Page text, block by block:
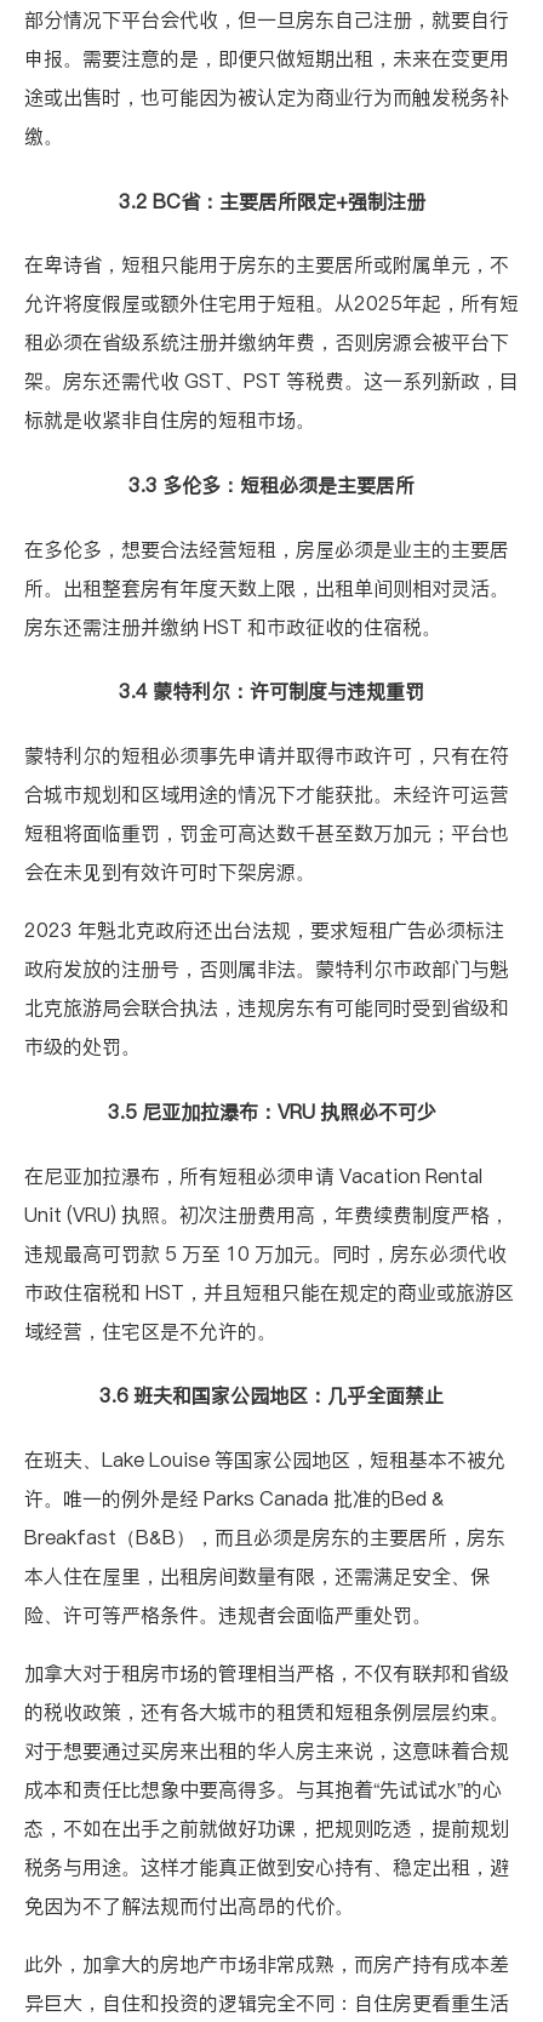
部分情况下平台会代收，但一旦房东自己注册，就要自行
申报。需要注意的是，即便只做短期出租，未来在变更用
途或出售时，也可能因为被认定为商业行为而触发税务补
缴。
3.2 BC省：主要居所限定+强制注册
在卑诗省，短租只能用于房东的主要居所或附属单元，不
允许将度假屋或额外住宅用于短租。从2025年起，所有短
租必须在省级系统注册并缴纳年费 ，否则房源会被平台下
架。房东还需代收 GST、PST 等税费。这一系列新政，目
标就是收紧非自住房的短租市场。
3.3 多伦多：短租必须是主要居所
在多伦多，想要合法经营短租，房屋必须是业主的主要居
所。出租整套房有年度天数上限，出租单间则相对灵活。
房东还需注册并缴纳 HST 和市政征收的住宿税。
3.4 蒙特利尔：许可制度与违规重罚
蒙特利尔的短租必须事先申请并取得市政许可 ，只有在符
合城市规划和区域用途的情况下才能获批。未经许可运营
短租将面临重罚，罚金可高达数千甚至数万加元；平台也
会在未见到有效许可时下架房源。
2023 年魁北克政府还出台法规，要求短租广告必须标注
政府发放的注册号，否则属非法。蒙特利尔市政部门与魁
北克旅游局会联合执法，违规房东有可能同时受到省级和
市级的处罚。
3.5 尼亚加拉瀑布：VRU 执照必不可少
在尼亚加拉瀑布，所有短租必须申请 Vacation Rental
Unit (VRU) 执照。初次注册费用高，年费续费制度严格，
违规最高可罚款 5 万至 10 万加元。同时，房东必须代收
市政住宿税和 HST，并且短租只能在规定的商业或旅游区
域经营，住宅区是不允许的。
3.6 班夫和国家公园地区：几乎全面禁止
在班夫、Lake Louise 等国家公园地区，短租基本不被允
许。唯一的例外是经 Parks Canada 批准的Bed &
Breakfast（B&B）
，而且必须是房东的主要居所，房东
本人住在屋里，出租房间数量有限，还需满足安全、保
险、许可等严格条件。违规者会面临严重处罚。
加拿大对于租房市场的管理相当严格，不仅有联邦和省级
的税收政策，还有各大城市的租赁和短租条例层层约束。
对于想要通过买房来出租的华人房主来说，这意味着合规
成本和责任比想象中要高得多。与其抱着“先试试水”的心
态，不如在出手之前就做好功课，把规则吃透，提前规划
税务与用途。这样才能真正做到安心持有、稳定出租，避
免因为不了解法规而付出高昂的代价。
此外，加拿大的房地产市场非常成熟，而房产持有成本差
异巨大，自住和投资的逻辑完全不同：自住房更看重生活